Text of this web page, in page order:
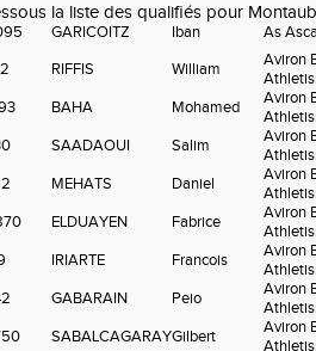
la liste des qualifiés pour
GARICOITZ Iban
As
RIFFIS William
Aviron
BAHA Mohamed
Aviron
SAADAOUI Salim
Aviron
MEHATS Daniel
Aviron
ELDUAYEN Fabrice
Aviron
IRIARTE Francois
Aviron
GABARAIN Peio
Aviron
SABALCAGARAYGilbert
Aviron